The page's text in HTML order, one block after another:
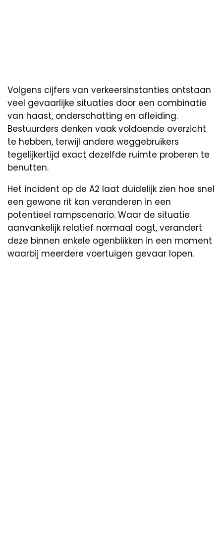
Volgens cijfers van verkeersinstanties ontstaan
veel gevaarlijke situaties door een combinatie
van haast, onderschatting en afleiding.
Bestuurders denken vaak voldoende overzicht
te hebben, terwijl andere weggebruikers
tegelijkertijd exact dezelfde ruimte proberen te
benutten.
Het incident op de A2 laat duidelijk zien hoe snel
een gewone rit kan veranderen in een
potentieel rampscenario. Waar de situatie
aanvankelijk relatief normaal oogt, verandert
deze binnen enkele ogenblikken in een moment
waarbij meerdere voertuigen gevaar lopen.